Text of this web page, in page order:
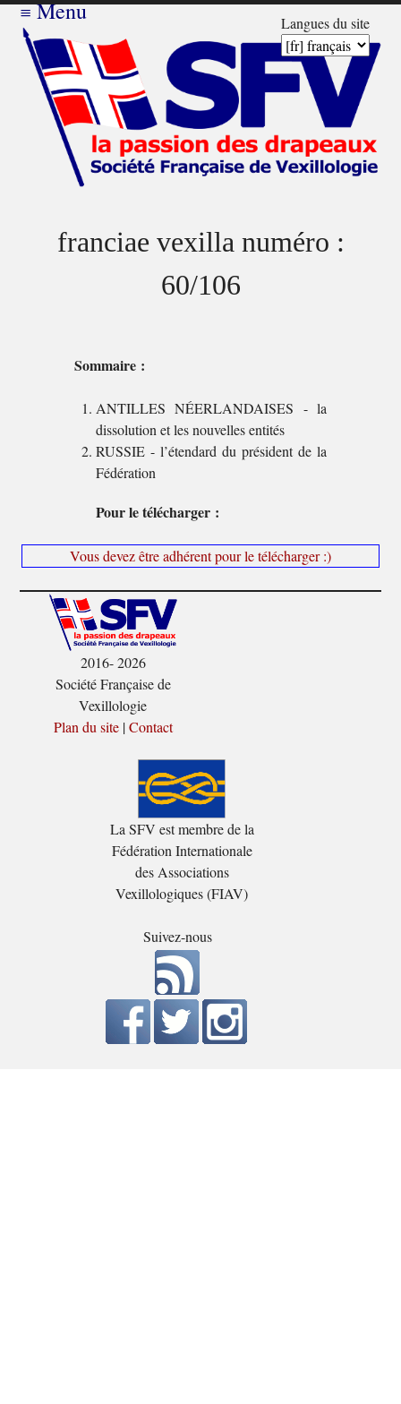
Langues du site
≡Menu
franciae vexilla numéro :
60/106
Sommaire :
ANTILLES NÉERLANDAISES - la
dissolution et les nouvelles entités
RUSSIE - l’étendard du président de la
Fédération
Pour le télécharger :
Vous devez être adhérent pour le télécharger :)
2016- 2026
Société Française de
Vexillologie
Plan du site|Contact
La SFV est membre de la
Fédération Internationale
des Associations
Vexillologiques (FIAV)
Suivez-nous